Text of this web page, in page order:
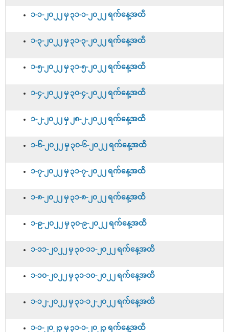
၁-၁-၂၀၂၂ မှ ၃၁-၁-၂၀၂၂ ရက်နေ့အထိ
၁-၃-၂၀၂၂ မှ ၃၁-၃-၂၀၂၂ ရက်နေ့အထိ
၁-၅-၂၀၂၂ မှ ၃၁-၅-၂၀၂၂ ရက်နေ့အထိ
၁-၄-၂၀၂၂ မှ ၃၀-၄-၂၀၂၂ ရက်နေ့အထိ
၁-၂-၂၀၂၂ မှ ၂၈-၂-၂၀၂၂ ရက်နေ့အထိ
၁-၆-၂၀၂၂ မှ ၃၀-၆-၂၀၂၂ ရက်နေ့အထိ
၁-၇-၂၀၂၂ မှ ၃၁-၇-၂၀၂၂ ရက်နေ့အထိ
၁-၈-၂၀၂၂ မှ ၃၁-၈-၂၀၂၂ ရက်နေ့အထိ
၁-၉-၂၀၂၂ မှ ၃၀-၉-၂၀၂၂ ရက်နေ့အထိ
၁-၁၁-၂၀၂၂ မှ ၃၀-၁၁-၂၀၂၂ ရက်နေ့အထိ
၁-၁၀-၂၀၂၂ မှ ၃၁-၁၀-၂၀၂၂ ရက်နေ့အထိ
၁-၁၂-၂၀၂၂ မှ ၃၁-၁၂-၂၀၂၂ ရက်နေ့အထိ
၁-၁-၂၀၂၃ မှ ၃၁-၁-၂၀၂၃ ရက်နေ့အထိ